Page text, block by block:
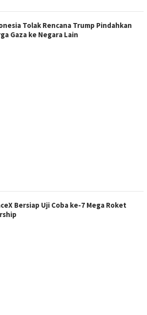
Tolak Rencana Trump Pindahkan
Gaza ke Negara Lain
Bersiap Uji Coba ke-7 Mega Roket